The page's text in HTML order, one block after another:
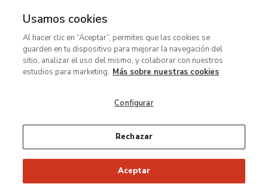
MENÚ
contenido
principal
Ruta
de
navegación
Exposiciones Hammershøi. El ojo que escucha
12 curiosidades sobre el
Hammershøi
El maestro danés del silencio que
puedes descubrir en nuestra
exposición temporal
Usamos cookies
Al hacer clic en “Aceptar”, permites que las cookies se
guarden en tu dispositivo para mejorar la navegación del
sitio, analizar el uso del mismo, y colaborar con nuestros
estudios para marketing. Más sobre nuestras cookies
Configurar
Rechazar
Aceptar